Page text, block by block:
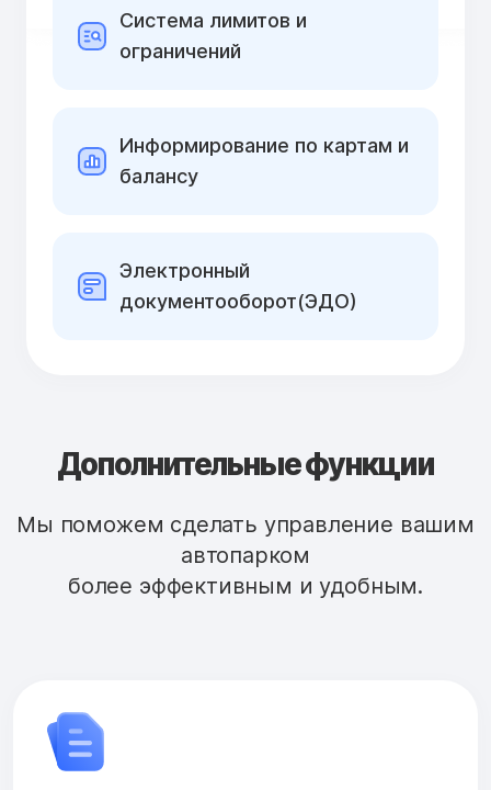
Cистема лимитов и
ограничений
Информирование по картам и
балансу
Электронный
документооборот(ЭДО)
Дополнительные функции
Мы поможем сделать управление вашим
автопарком
более эффективным и удобным.